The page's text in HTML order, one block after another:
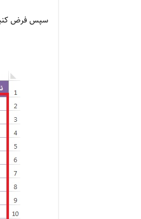
سپس فرض کنید